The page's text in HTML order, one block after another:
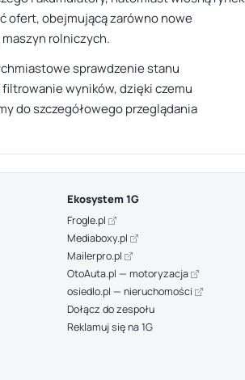
ofert, obejmującą zarówno nowe
rolniczych.
sprawdzenie stanu
wyników, dzięki czemu
do szczegółowego przeglądania
Ekosystem 1G
Frogle.pl
Mediaboxy.pl
Mailerpro.pl
OtoAuta.pl — motoryzacja
osiedlo.pl — nieruchomości
Dołącz do zespołu
Reklamuj się na 1G